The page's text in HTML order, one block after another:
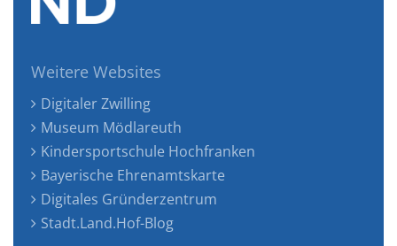
Weitere Websites
Digitaler Zwilling
Museum Mödlareuth
Kindersportschule Hochfranken
Bayerische Ehrenamtskarte
Digitales Gründerzentrum
Stadt.Land.Hof-Blog